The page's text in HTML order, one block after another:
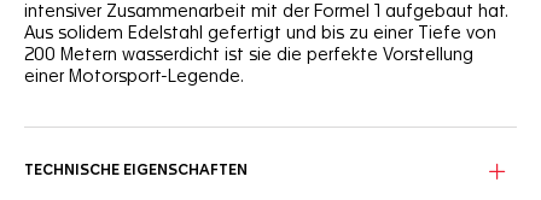
intensiver Zusammenarbeit mit der Formel 1 aufgebaut hat.
Aus solidem Edelstahl gefertigt und bis zu einer Tiefe von
200 Metern wasserdicht ist sie die perfekte Vorstellung
einer Motorsport-Legende.
TECHNISCHE EIGENSCHAFTEN